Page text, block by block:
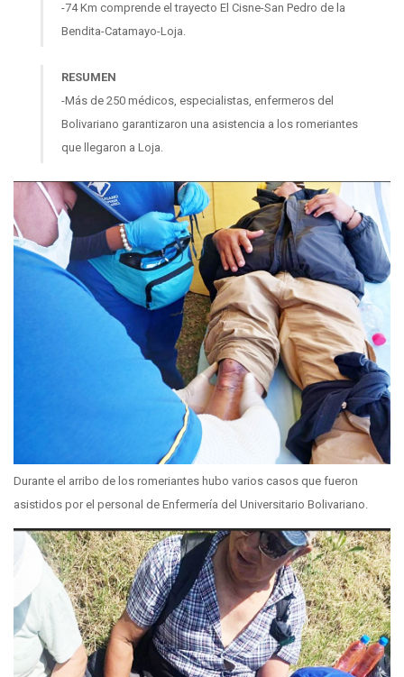
-74 Km comprende el trayecto El Cisne-San Pedro de la
Bendita-Catamayo-Loja.
RESUMEN
-Más de 250 médicos, especialistas, enfermeros del
Bolivariano garantizaron una asistencia a los romeriantes
que llegaron a Loja.
Durante el arribo de los romeriantes hubo varios casos que fueron
asistidos por el personal de Enfermería del Universitario Bolivariano.